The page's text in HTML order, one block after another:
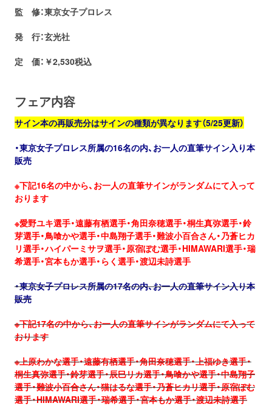
監 修：東京女子プロレス
発 行：玄光社
定 価：￥2,530税込
フェア内容
サイン本の再販売分はサインの種類が異なります（5/25更新）
・東京女子プロレス所属の16名の内、お一人の直筆サイン入り本
販売
※下記16名の中から、お一人の直筆サインがランダムにて入って
おります
※愛野ユキ選手・遠藤有栖選手・角田奈穂選手・桐生真弥選手・鈴
芽選手・鳥喰かや選手・中島翔子選手・難波小百合さん・乃蒼ヒカ
リ選手・ハイパーミサヲ選手・原宿ぽむ選手・HIMAWARI選手・瑞
希選手・宮本もか選手・らく選手・渡辺未詩選手
・東京女子プロレス所属の17名の内、お一人の直筆サイン入り本
販売
※下記17名の中から、お一人の直筆サインがランダムにて入って
おります
※上原わかな選手・遠藤有栖選手・角田奈穂選手・上福ゆき選手・
桐生真弥選手・鈴芽選手・辰巳リカ選手・鳥喰かや選手・中島翔子
選手・難波小百合さん・猫はるな選手・乃蒼ヒカリ選手・原宿ぽむ
選手・HIMAWARI選手・瑞希選手・宮本もか選手・渡辺未詩選手